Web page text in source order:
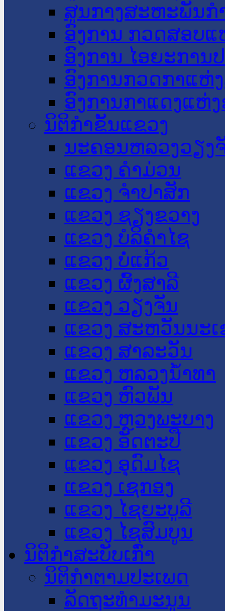
ສູນກາງສະຫະພັນກ
ອົງການ ກວດສອບແ
ອົງການ ໄອຍະການ
ອົງການກວດກາແຫ່
ອົງການກາແດງແຫ່
ນິຕິກໍາຂັ້ນແຂວງ
ນະ​ຄອນ​ຫລວງວຽງ
ແຂວງ ຄໍາມ່ວນ
ແຂວງ ຈໍາປາສັກ
ແຂວງ ຊຽງຂວາງ
ແຂວງ ບໍລິຄໍາໄຊ
ແຂວງ ບໍ່ແກ້ວ
ແຂວງ ຜົ້ງສາລີ
ແຂວງ ວຽງຈັນ
ແຂວງ ສະຫວັນນະ
ແຂວງ ສາລະວັນ
ແຂວງ ຫລວງນໍ້າທາ
ແຂວງ ຫົວພັນ
ແຂວງ ຫຼວງພະບາງ
ແຂວງ ອັດຕະປື
ແຂວງ ອຸດົມໄຊ
ແຂວງ ເຊກອງ
ແຂວງ ໄຊຍະບູລີ
ແຂວງ ໄຊສົມບູນ
ນິຕິກໍາສະບັບເກົ່າ
ນິຕິກຳຕາມປະເພດ
ລັດຖະທໍາມະນູນ